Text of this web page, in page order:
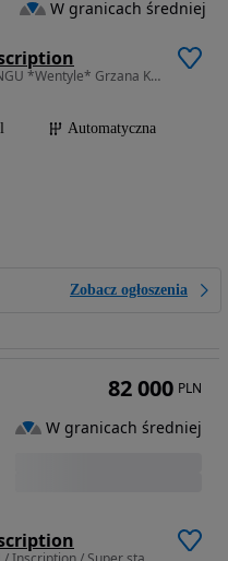
1969 cm3 • 190 KM • MODEL PO LIFTINGU *Wentyle* Grzana Kier* El Klapa* Asystenci* Masaże
Automatyczna
Zobacz ogłoszenia
W granicach średniej
82 000 PLN
W granicach średniej